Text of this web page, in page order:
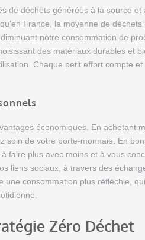
de déchets générées à la source
France, la moyenne de
notre consommation de
des matériaux durables et
Chaque petit effort compte
économiques. En achetant
soin de votre porte-monnaie. En
faire plus avec moins et à vous
liens sociaux, à travers des
consommation plus réfléchie,
Zéro Déchet